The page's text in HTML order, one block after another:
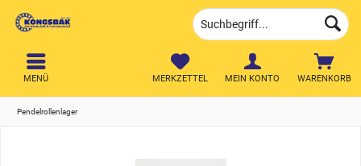
WARENKORB
MERKZETTEL MEIN KONTO
MENÜ
Pendelrollenlager